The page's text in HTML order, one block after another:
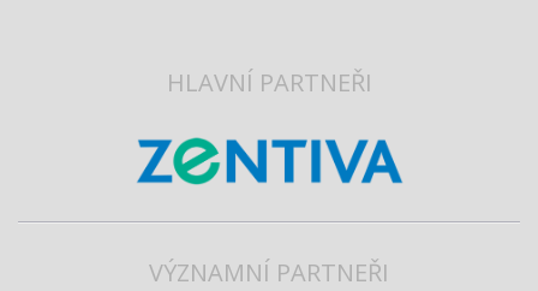
HLAVNÍ PARTNEŘI
VÝZNAMNÍ PARTNEŘI